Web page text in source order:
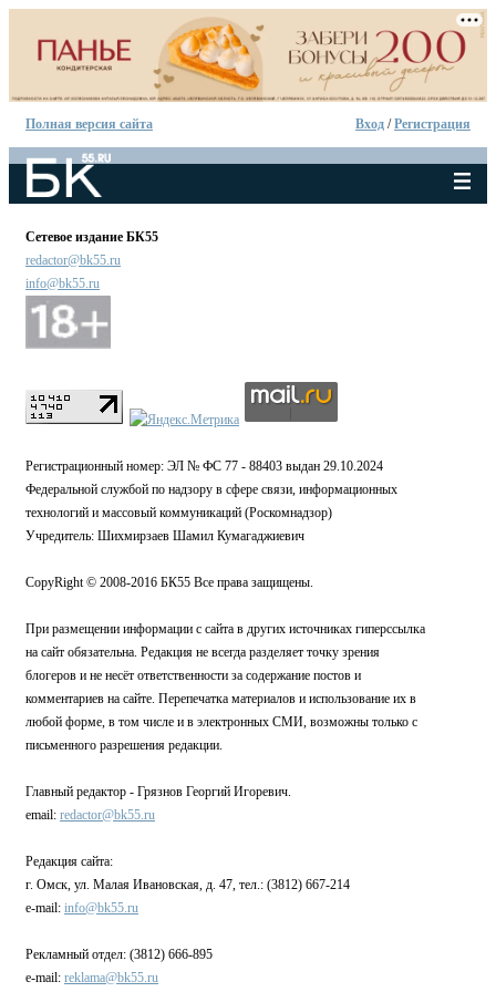
Полная версия сайта Вход /Регистрация
Сетевое издание БК55
redactor@bk55.ru
info@bk55.ru
Регистрационный номер: ЭЛ № ФС 77 - 88403 выдан 29.10.2024
Федеральной службой по надзору в сфере связи, информационных
технологий и массовый коммуникаций (Роскомнадзор)
Учредитель: Шихмирзаев Шамил Кумагаджиевич
CopyRight © 2008-2016 БК55 Все права защищены.
При размещении информации с сайта в других источниках гиперссылка
на сайт обязательна. Редакция не всегда разделяет точку зрения
блогеров и не несёт ответственности за содержание постов и
комментариев на сайте. Перепечатка материалов и использование их в
любой форме, в том числе и в электронных СМИ, возможны только с
письменного разрешения редакции.
Главный редактор - Грязнов Георгий Игоревич.
email: redactor@bk55.ru
Редакция сайта:
г. Омск, ул. Малая Ивановская, д. 47, тел.: (3812) 667-214
e-mail: info@bk55.ru
Рекламный отдел: (3812) 666-895
e-mail: reklama@bk55.ru